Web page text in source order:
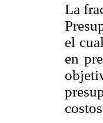
La
el
en